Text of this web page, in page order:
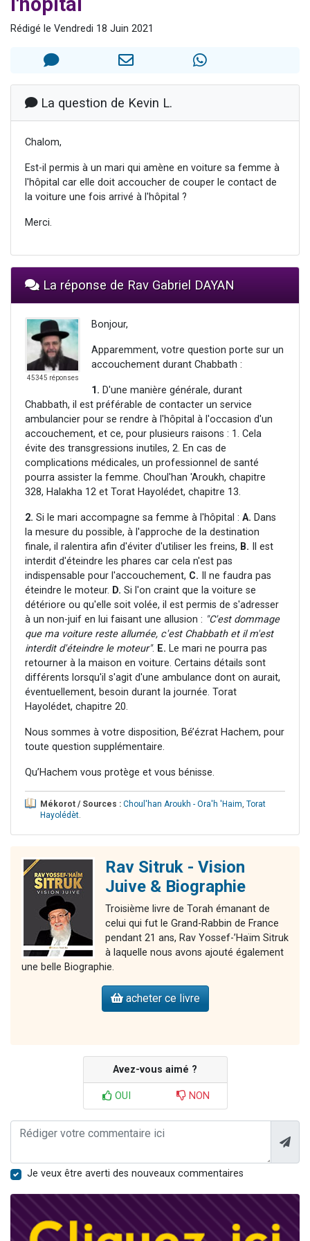
Ariel vient de donner son Maasser
Rédigé le Vendredi 18 Juin 2021
La question de Kevin L.
Chalom,
Est-il permis à un mari qui amène en voiture sa femme à
l'hôpital car elle doit accoucher de couper le contact de
la voiture une fois arrivé à l'hôpital ?
Merci.
La réponse de Rav Gabriel DAYAN
45345 réponses
Bonjour,
Apparemment, votre question porte sur un
accouchement durant Chabbath :
1. D'une manière générale, durant
Chabbath, il est préférable de contacter un service
ambulancier pour se rendre à l'hôpital à l'occasion d'un
accouchement, et ce, pour plusieurs raisons : 1. Cela
évite des transgressions inutiles, 2. En cas de
complications médicales, un professionnel de santé
pourra assister la femme. Choul'han 'Aroukh, chapitre
328, Halakha 12 et Torat Hayolédet, chapitre 13.
2. Si le mari accompagne sa femme à l'hôpital : A. Dans
la mesure du possible, à l'approche de la destination
finale, il ralentira afin d'éviter d'utiliser les freins, B. Il est
interdit d'éteindre les phares car cela n'est pas
indispensable pour l'accouchement, C. Il ne faudra pas
éteindre le moteur. D. Si l'on craint que la voiture se
détériore ou qu'elle soit volée, il est permis de s'adresser
à un non-juif en lui faisant une allusion : "C'est dommage
que ma voiture reste allumée, c'est Chabbath et il m'est
interdit d'éteindre le moteur". E. Le mari ne pourra pas
retourner à la maison en voiture. Certains détails sont
différents lorsqu'il s'agit d'une ambulance dont on aurait,
éventuellement, besoin durant la journée. Torat
Hayolédet, chapitre 20.
Nous sommes à votre disposition, Bé’ézrat Hachem, pour
toute question supplémentaire.
Qu’Hachem vous protège et vous bénisse.
Mékorot / Sources : Choul'han Aroukh - Ora'h 'Haim, Torat
Hayolédèt.
Rav Sitruk - Vision
Juive & Biographie
Troisième livre de Torah émanant de
celui qui fut le Grand-Rabbin de France
pendant 21 ans, Rav Yossef-’Haïm Sitruk
à laquelle nous avons ajouté également
une belle Biographie.
acheter ce livre
Avez-vous aimé ?
OUI NON
Je veux être averti des nouveaux commentaires